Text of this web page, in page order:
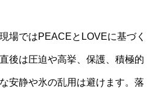
場ではPEACEとLOVEに基づく
後は圧迫や高挙、保護、積極的
安静や氷の乱用は避けます。落